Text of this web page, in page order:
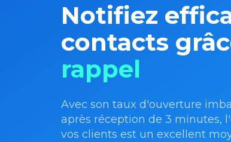
Notifiez
contacts
rappel
Avec son taux d'ouverture
après réception de 3 minutes,
vos clients est un excellent